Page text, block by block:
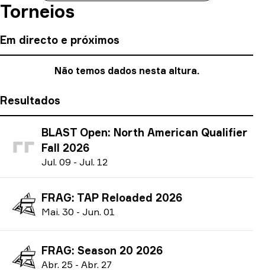
Torneios
Em directo e próximos
Não temos dados nesta altura.
Resultados
BLAST Open: North American Qualifier
Fall 2026
Jul. 09 - Jul. 12
FRAG: TAP Reloaded 2026
Mai. 30 - Jun. 01
FRAG: Season 20 2026
Abr. 25 - Abr. 27